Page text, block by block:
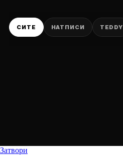
СИТЕ НАТПИСИ TEDDY
Затвори